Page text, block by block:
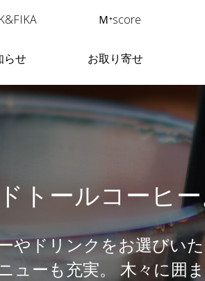
Ｍ⁺score
らせ お取り寄せ
トールコーヒ
やドリンクをお選びい
ューも充実。 木々に囲